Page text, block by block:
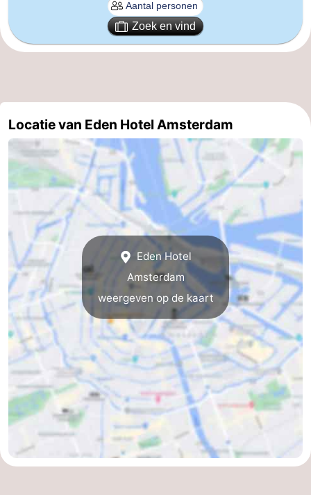
Pleinen
centrum
tuinen
Omgeving
Holland
Zuid-
Holland
Praktisch
Forum
Reisboekenwinkel
Openbaar
vervoer
Route
Centraal
Station
Schiphol
Eindhoven
Zoek en vind
Locatie van Eden Hotel Amsterdam
Eden Hotel
Amsterdam
weergeven op de kaart